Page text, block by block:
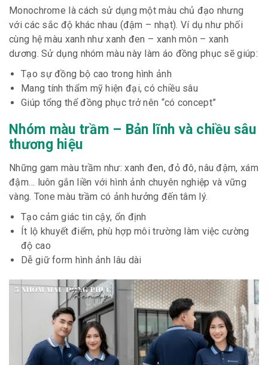
Monochrome là cách sử dụng một màu chủ đạo nhưng
với các sắc độ khác nhau (đậm – nhạt). Ví dụ như phối
cùng hệ màu xanh như xanh đen – xanh môn – xanh
dương. Sử dụng nhóm màu này làm áo đồng phục sẽ giúp:
Tạo sự đồng bộ cao trong hình ảnh
Mang tính thẩm mỹ hiện đại, có chiều sâu
Giúp tổng thể đồng phục trở nên “có concept”
Nhóm màu trầm – Bản lĩnh và chiều sâu
thương hiệu
Những gam màu trầm như: xanh đen, đỏ đô, nâu đậm, xám
đậm… luôn gắn liền với hình ảnh chuyên nghiệp và vững
vàng. Tone màu trầm có ảnh hưởng đến tâm lý.
Tạo cảm giác tin cậy, ổn định
Ít lộ khuyết điểm, phù hợp môi trường làm việc cường
độ cao
Dễ giữ form hình ảnh lâu dài